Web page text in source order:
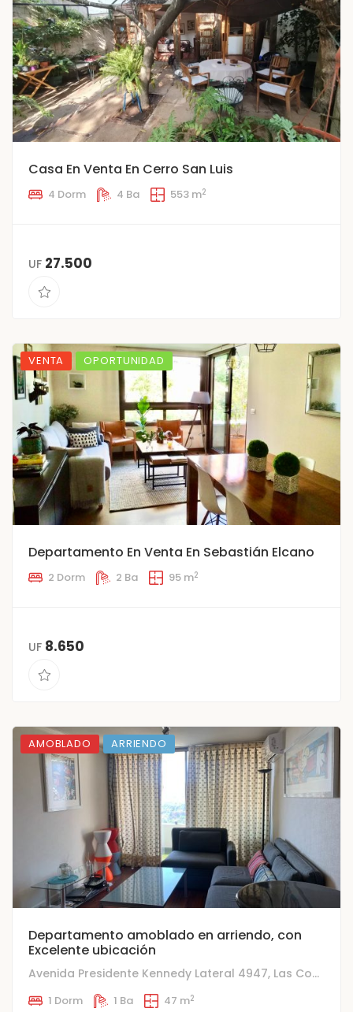
Casa En Venta En Cerro San Luis
4 Dorm 4 Ba 553 m2
UF 27.500
VENTA OPORTUNIDAD
Departamento En Venta En Sebastián Elcano
2 Dorm 2 Ba 95 m2
UF 8.650
AMOBLADO ARRIENDO
Departamento amoblado en arriendo, con
Excelente ubicación
Avenida Presidente Kennedy Lateral 4947, Las Condes
1 Dorm 1 Ba 47 m2